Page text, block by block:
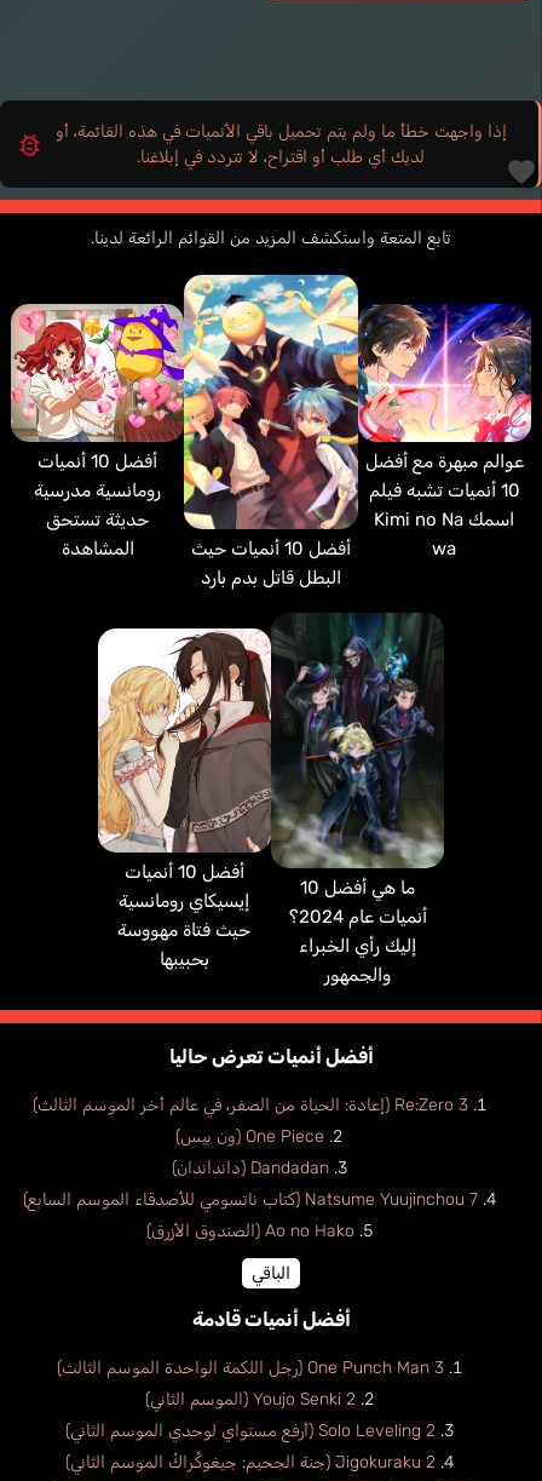
إذا واجهت خطأ ما ولم يتم تحميل باقي الأنميات في هذه القائمة، أو
لديك أي طلب أو اقتراح، لا تتردد في إبلاغنا.
تابع المتعة واستكشف المزيد من القوائم الرائعة لدينا.
عوالم مبهرة مع أفضل
10 أنميات تشبه فيلم
اسمك Kimi no Na
wa
أفضل 10 أنميات حيث
البطل قاتل بدم بارد
أفضل 10 أنميات
رومانسية مدرسية
حديثة تستحق
المشاهدة
ما هي أفضل 10
أنميات عام 2024؟
إليك رأي الخبراء
والجمهور
أفضل 10 أنميات
إيسيكاي رومانسية
حيث فتاة مهووسة
بحبيبها
أفضل أنميات تعرض حاليا
Re:Zero 3 (إعادة: الحياة من الصفر، في عالم أخر الموسم الثالث)
One Piece (ون بيس)
Dandadan (دانداندان)
Natsume Yuujinchou 7 (كتاب ناتسومي للأصدقاء الموسم السابع)
Ao no Hako (الصندوق الأزرق)
الباقي
أفضل أنميات قادمة
One Punch Man 3 (رجل اللكمة الواحدة الموسم الثالث)
Youjo Senki 2 (الموسم الثاني)
Solo Leveling 2 (أرفع مستواي لوحدي الموسم الثاني)
Jigokuraku 2 (جنة الجحيم: جيغوكُراكُ الموسم الثاني)